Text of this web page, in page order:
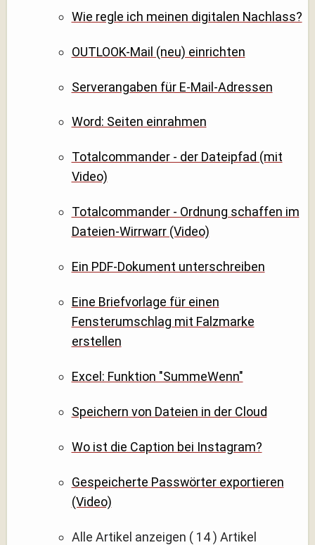
Wie regle ich meinen digitalen Nachlass?
OUTLOOK-Mail (neu) einrichten
Serverangaben für E-Mail-Adressen
Word: Seiten einrahmen
Totalcommander - der Dateipfad (mit
Video)
Totalcommander - Ordnung schaffen im
Dateien-Wirrwarr (Video)
Ein PDF-Dokument unterschreiben
Eine Briefvorlage für einen
Fensterumschlag mit Falzmarke
erstellen
Excel: Funktion "SummeWenn"
Speichern von Dateien in der Cloud
Wo ist die Caption bei Instagram?
Gespeicherte Passwörter exportieren
(Video)
Alle Artikel anzeigen ( 14 ) Artikel